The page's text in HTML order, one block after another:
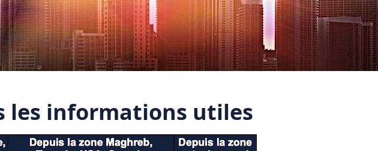
les informations utiles